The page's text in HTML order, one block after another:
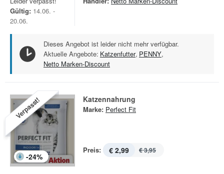
Gültig: 14.06. -
20.06.
Dieses Angebot ist leider nicht mehr verfügbar.
Aktuelle Angebote: Katzenfutter, PENNY,
Netto Marken-Discount
Verpasst!
-24%
Katzennahrung
Marke: Perfect Fit
Preis: € 2,99 € 3,95